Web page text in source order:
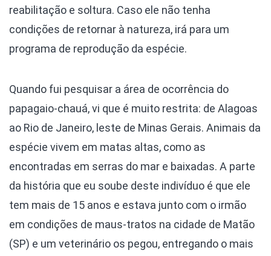
reabilitação e soltura. Caso ele não tenha
condições de retornar à natureza, irá para um
programa de reprodução da espécie.
Quando fui pesquisar a área de ocorrência do
papagaio-chauá, vi que é muito restrita: de Alagoas
ao Rio de Janeiro, leste de Minas Gerais. Animais da
espécie vivem em matas altas, como as
encontradas em serras do mar e baixadas. A parte
da história que eu soube deste indivíduo é que ele
tem mais de 15 anos e estava junto com o irmão
em condições de maus-tratos na cidade de Matão
(SP) e um veterinário os pegou, entregando o mais